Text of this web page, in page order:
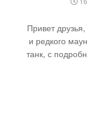
Привет
и редкого
танк, с